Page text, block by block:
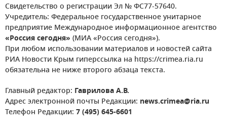
Свидетельство о регистрации Эл № ФС77-57640.
Учредитель: Федеральное государственное унитарное
предприятие Международное информационное агентство
«Россия сегодня» (МИА «Россия сегодня»).
При любом использовании материалов и новостей сайта
РИА Новости Крым гиперссылка на https://crimea.ria.ru
обязательна не ниже второго абзаца текста.
Главный редактор: Гаврилова А.В.
Адрес электронной почты Редакции: news.crimea@ria.ru
Телефон Редакции: 7 (495) 645-6601